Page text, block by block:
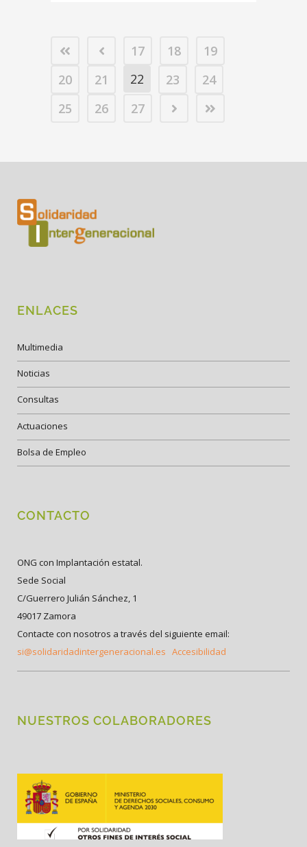
17 18
19
20
21 22 23
24
25
26 27
ENLACES
Multimedia
Noticias
Consultas
Actuaciones
Bolsa de Empleo
CONTACTO
ONG con Implantación estatal.
Sede Social
C/Guerrero Julián Sánchez, 1
49017 Zamora
Contacte con nosotros a través del siguiente email:
si@solidaridadintergeneracional.es Accesibilidad
NUESTROS COLABORADORES